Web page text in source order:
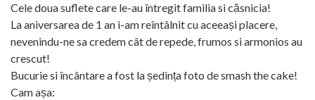
Cele doua suflete care le-au întregit familia si căsnicia!
La aniversarea de 1 an i-am reîntâlnit cu aceeași placere,
nevenindu-ne sa credem cât de repede, frumos si armonios au
crescut!
Bucurie si încântare a fost la ședința foto de smash the cake!
Cam așa: